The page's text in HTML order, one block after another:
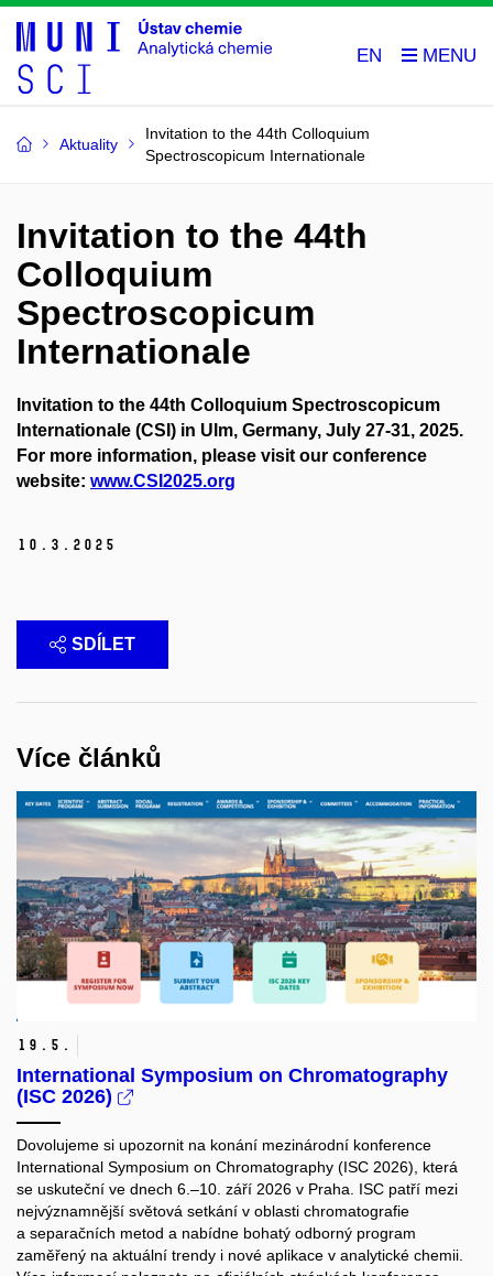
EN
Aktuality
Invitation to the 44th Colloquium
Spectroscopicum Internationale
Invitation to the 44th
Colloquium
Spectroscopicum
Internationale
Invitation to the 44th Colloquium Spectroscopicum
Internationale (CSI) in Ulm, Germany, July 27-31, 2025.
For more information, please visit our conference
website: www.CSI2025.org
10. 3. 2025
SDÍLET
Více článků
19. 5.
International Symposium on Chromatography
(ISC 2026)
Dovolujeme si upozornit na konání mezinárodní konference
International Symposium on Chromatography (ISC 2026) , která
se uskuteční ve dnech 6.–10. září 2026 v Praha . ISC patří mezi
nejvýznamnější světová setkání v oblasti chromatografie
a separačních metod a nabídne bohatý odborný program
zaměřený na aktuální trendy i nové aplikace v analytické chemii.